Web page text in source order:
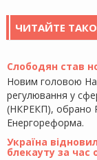
ЧИТАЙТЕ
Слободян став
Новим головою
регулювання у
(НКРЕКП), обрано
Енергореформа.
Україна
блекауту за час